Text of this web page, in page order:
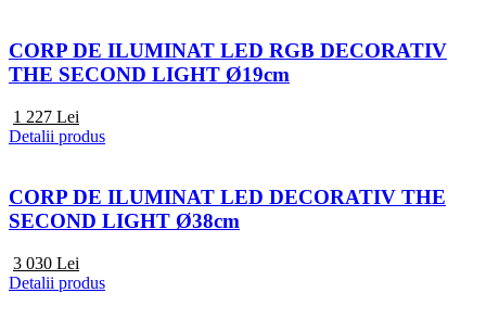
CORP DE ILUMINAT LED RGB DECORATIV
THE SECOND LIGHT Ø19cm
1 227 Lei
Detalii produs
CORP DE ILUMINAT LED DECORATIV THE
SECOND LIGHT Ø38cm
3 030 Lei
Detalii produs